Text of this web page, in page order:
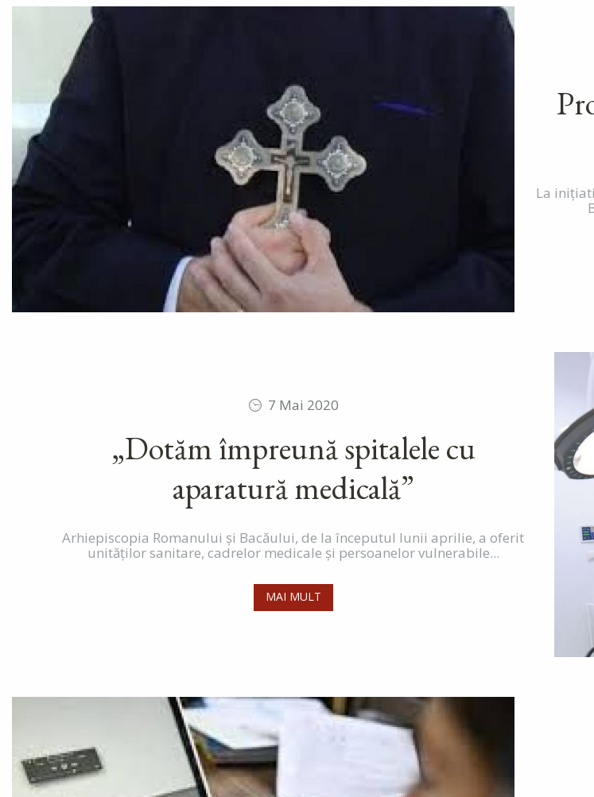
La
7 Mai 2020
„Dotăm împreună spitalele cu
aparatură medicală”
Arhiepiscopia Romanului și Bacăului, de la începutul lunii aprilie, a oferit
unităților sanitare, cadrelor medicale și persoanelor vulnerabile...
MAI MULT